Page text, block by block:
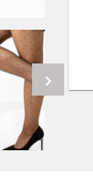
chevron_right